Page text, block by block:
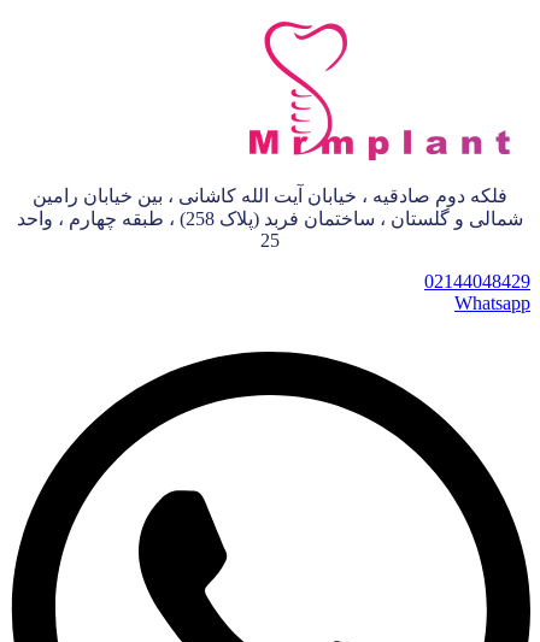
فلکه دوم صادقیه ، خیابان آیت الله کاشانی ، بین خیابان رامین
شمالی و گلستان ، ساختمان فربد (پلاک 258) ، طبقه چهارم ، واحد
25
02144048429
Whatsapp